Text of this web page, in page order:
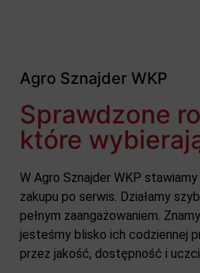
Agro Sznajder WKP
Sprawdzone
które
W Agro Sznajder WKP
zakupu po serwis. Działamy
pełnym zaangażowaniem.
jesteśmy blisko ich codziennej
przez jakość, dostępność i